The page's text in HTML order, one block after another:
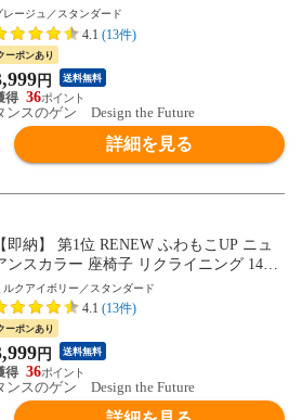
ア フロア チェア チェアー リクライニン
座椅子 座イス 椅子 いす コンパクト 折
畳み 小さい 1人 ギフト プレゼント 6517
〔グレージュ〕
レージュ／スタンダード
4.1 (13件)
ーポンあり
円 送料無料
36
ンスのゲン Design the Future
詳細を見る
【即納】 第1位 RENEW ふわもこUP ニュ
ンスカラー 座椅子 リクライニング 14段
ア フロア チェア チェアー リクライニン
座椅子 座イス 椅子 いす コンパクト 折
畳み 小さい 1人 ギフト プレゼント 6517
〔ミルクアイボリー〕
ルクアイボリー／スタンダード
4.1 (13件)
ーポンあり
円 送料無料
36
ンスのゲン Design the Future